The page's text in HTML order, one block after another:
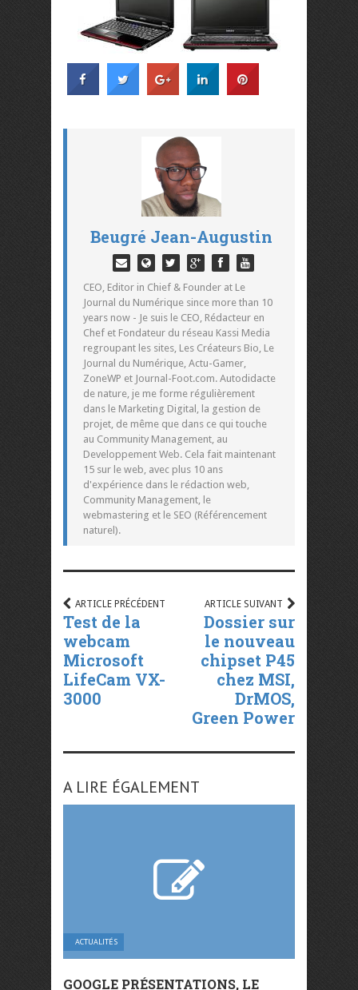
Beugré Jean-Augustin
CEO, Editor in Chief & Founder at Le
Journal du Numérique since more than 10
years now - Je suis le CEO, Rédacteur en
Chef et Fondateur du réseau Kassi Media
regroupant les sites, Les Créateurs Bio, Le
Journal du Numérique, Actu-Gamer,
ZoneWP et Journal-Foot.com. Autodidacte
de nature, je me forme régulièrement
dans le Marketing Digital, la gestion de
projet, de même que dans ce qui touche
au Community Management, au
Developpement Web. Cela fait maintenant
15 sur le web, avec plus 10 ans
d'expérience dans le rédaction web,
Community Management, le
webmastering et le SEO (Référencement
naturel).
ARTICLE PRÉCÉDENT
Test de la
webcam
Microsoft
LifeCam VX-
3000
ARTICLE SUIVANT
Dossier sur
le nouveau
chipset P45
chez MSI,
DrMOS,
Green Power
A LIRE ÉGALEMENT
ACTUALITÉS
GOOGLE PRÉSENTATIONS, LE